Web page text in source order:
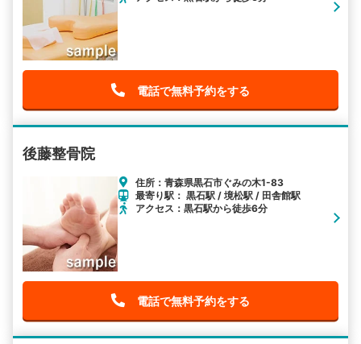
駅から探す
電話で無料予約をする
後藤整骨院
住所：青森県黒石市ぐみの木1-83
最寄り駅： 黒石駅 / 境松駅 / 田舎館駅
アクセス：黒石駅から徒歩6分
電話で無料予約をする